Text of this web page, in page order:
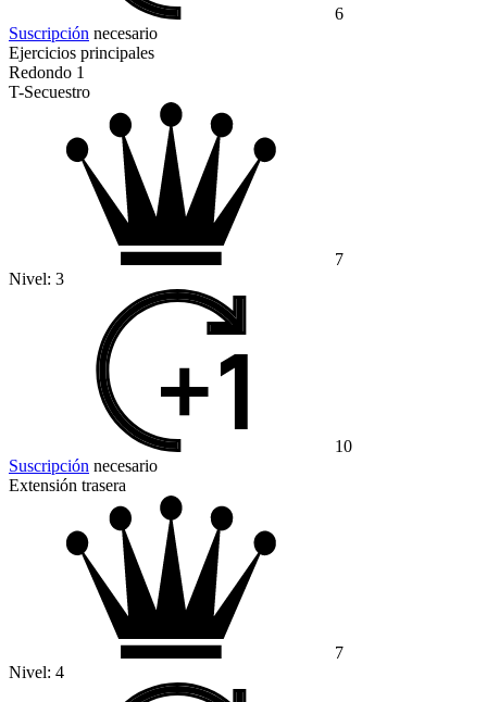
6
Suscripción necesario
Ejercicios principales
Redondo 1
T-Secuestro
7
Nivel: 3
10
Suscripción necesario
Extensión trasera
7
Nivel: 4